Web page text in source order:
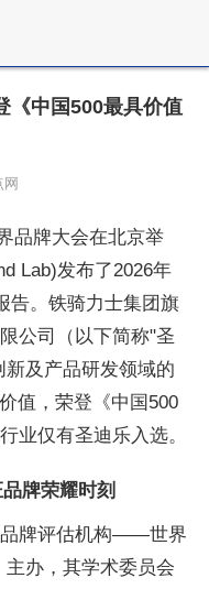
《中国500最具价值
品牌大会在北京举
Lab)发布了2026年
告。铁骑力士集团旗
公司（以下简称"圣
及产品研发领域的
值，荣登《中国500
业仅有圣迪乐入选。
品牌荣耀时刻
品牌评估机构——世界
主办，其学术委员会